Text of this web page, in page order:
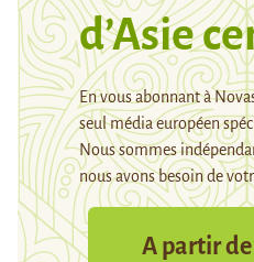
d’Asie
En vous abonnant à
seul média européen
Nous sommes
nous avons besoin de
A partir de